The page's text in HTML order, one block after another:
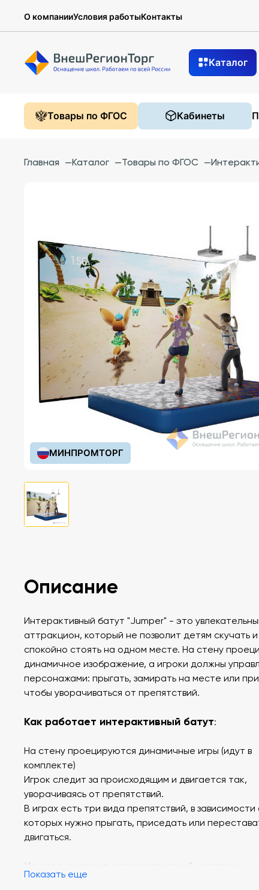
О компанииУсловия работыКонтакты
Каталог
Товары по ФГОС Кабинеты
Главная —Каталог —Товары по ФГОС —
МИНПРОМТОРГ
Описание
Интерактивный батут "Jumper" - это
аттракцион, который не позволит детям скучать и
спокойно стоять на одном месте. На стену
динамичное изображение, а игроки должны
персонажами: прыгать, замирать на месте или
чтобы уворачиваться от препятствий.
Как работает интерактивный батут:
На стену проецируются динамичные игры (идут в
комплекте)
Игрок следит за происходящим и двигается так,
уворачиваясь от препятствий.
В играх есть три вида препятствий, в зависимости
которых нужно прыгать, приседать или
двигаться.
Из чего состоит интерактивный комплекс
Показать еще